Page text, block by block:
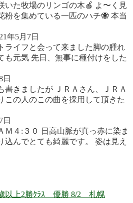
いた牧場のリンゴの木🍎 よ〜く見
粉を集めている一匹のハチ🐝 本当
年5月7日
ライフと会って来ました脚の腫れ
も元気 先日、無事に種付けをした
日
書きましたが ＪＲＡさん、ＪＲＡ
この人のこの曲を採用して頂きた
日
Ｍ４:３０ 日高山脈が真っ赤に染ま
込んでとても綺麗です。 姿は見え
以上2勝ｸﾗｽ 優勝 8/2 札幌